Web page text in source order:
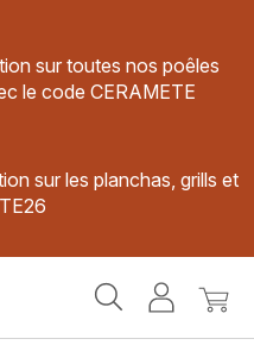
sur toutes nos poêles
le code CERAMETE
sur les planchas, grills et
MonMon